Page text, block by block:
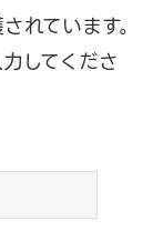
れています。
してくださ